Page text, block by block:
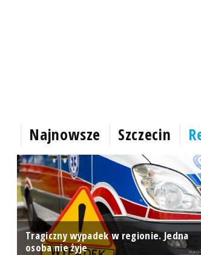
Najnowsze Szczecin
Tragiczny wypadek w regionie. Jedna
osoba nie żyje